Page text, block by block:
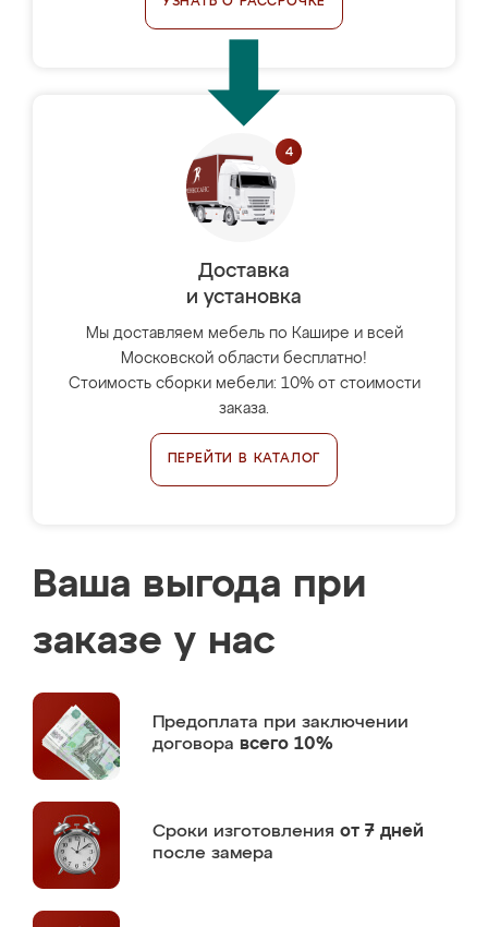
Доставка
и установка
Мы доставляем мебель по Кашире и всей
Московской области бесплатно!
Стоимость сборки мебели: 10% от стоимости
заказа.
ПЕРЕЙТИ В КАТАЛОГ
Ваша выгода при
заказе у нас
Предоплата при заключении
договора всего 10%
Сроки изготовления от 7 дней
после замера